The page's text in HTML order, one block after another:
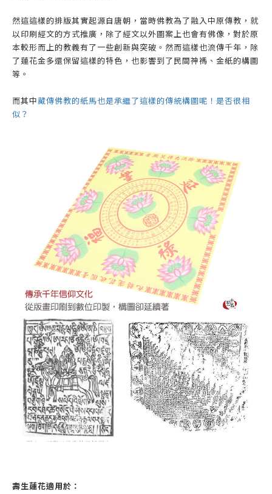
然這這樣的排版其實起源自唐朝，當時佛教為了融入中原傳教，就
以印刷經文的方式推廣，除了經文以外圖案上也會有佛像，對於原
本較形而上的教義有了一些創新與突破。然而這樣也流傳千年，除
了蓮花金多還保留這樣的特色，也影響到了民間神禡、金紙的構圖
等。
而其中藏傳佛教的紙馬也是承繼了這樣的傳統構圖呢！是否很相
似？
壽生蓮花適用於：